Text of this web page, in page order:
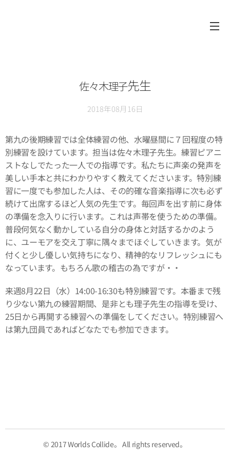
佐々木理子先生
2018年08月16日
第九の後期練習では全体練習の他、水曜昼間に７回程度の特
別練習を設けています。担当は佐々木理子先生。練習ピアニ
ストなしでたった一人での指導です。私たちに声楽の発声を
美しい手本と共にわかりやすく教えてくださいます。特別練
習に一度でも参加した人は、その的確な音楽指導に次も必ず
続けて出席するほど人気の先生です。毎回声を出す前に身体
の準備を念入りに行います。これは声帯を使うための準備。
普段何気なく動かしている自分の身体と対話するかのよう
に、ユーモアを交え丁寧に隅々までほぐしていきます。気が
付くと少し優しい気持ちになり、精神的なリフレッシュにも
なっています。もちろん歌の稽古の為ですが・・
来週8月22日（水）14:00-16:30も特別練習です。本番まで残
り少ない第九の練習期間、是非とも理子先生の指導を受け、
25日から再開する練習への準備をしてください。特別練習へ
は第九団員であればどなたでも参加できます。
© 2017 Worlds Collide。 All rights reserved。